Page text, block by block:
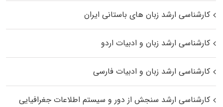
کارشناسی ارشد زبان‌ های باستانی ایران
کارشناسی ارشد زبان و ادبیات اردو
کارشناسی ارشد زبان و ادبیات فارسی
کارشناسی ارشد سنجش از دور و سیستم اطلاعات جغرافیایی